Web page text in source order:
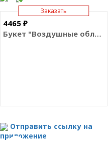
Заказать
4465 ₽
Букет "Воздушные облачка"
Отправить ссылку на
приложение